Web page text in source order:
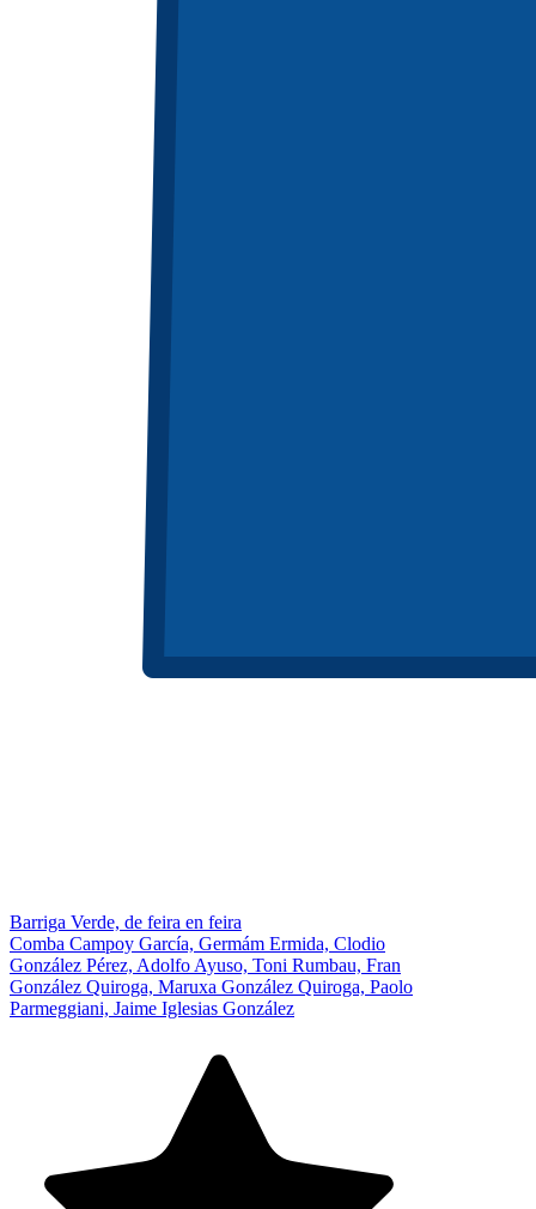
Barriga Verde, de feira en feira
Comba Campoy García, Germám Ermida, Clodio
González Pérez, Adolfo Ayuso, Toni Rumbau, Fran
González Quiroga, Maruxa González Quiroga, Paolo
Parmeggiani, Jaime Iglesias González